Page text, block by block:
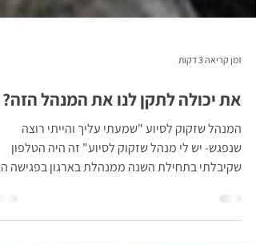
זמן קריאה 3 דקות
המנהל שזקוק לסיוע "שמעתי עליך והייתי רוצה